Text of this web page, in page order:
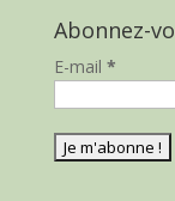
Abonnez-
E-mail *